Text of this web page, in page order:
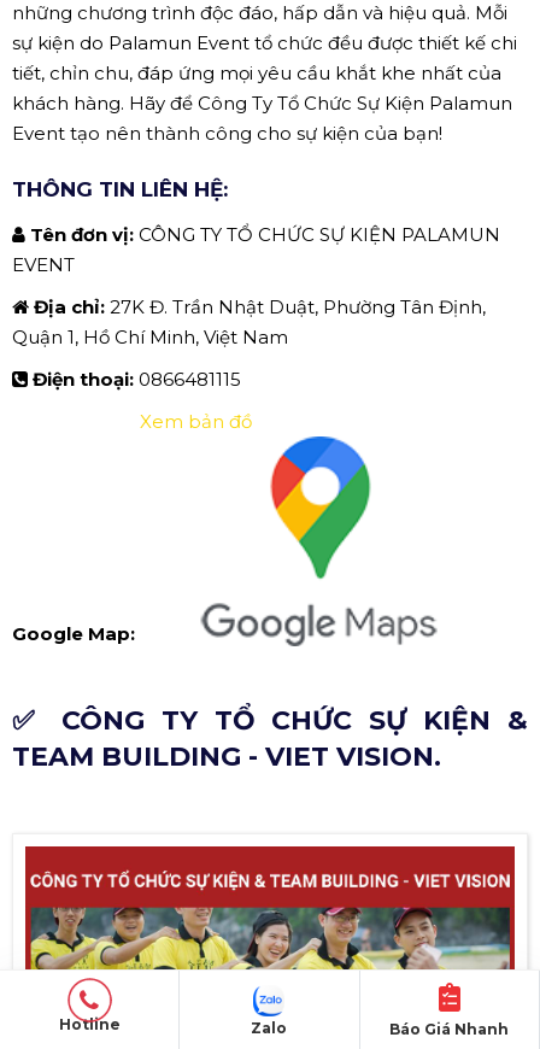
những chương trình độc đáo, hấp dẫn và hiệu quả. Mỗi
sự kiện do Palamun Event tổ chức đều được thiết kế chi
tiết, chỉn chu, đáp ứng mọi yêu cầu khắt khe nhất của
khách hàng. Hãy để Công Ty Tổ Chức Sự Kiện Palamun
Event tạo nên thành công cho sự kiện của bạn!
THÔNG TIN LIÊN HỆ:
Tên đơn vị: CÔNG TY TỔ CHỨC SỰ KIỆN PALAMUN
EVENT
Địa chỉ: 27K Đ. Trần Nhật Duật, Phường Tân Định,
Quận 1, Hồ Chí Minh, Việt Nam
Điện thoại: 0866481115
Google Map:
Xem bản đồ
✅ CÔNG TY TỔ CHỨC SỰ KIỆN &
TEAM BUILDING - VIET VISION.
Hotline Báo Giá Nhanh
Zalo